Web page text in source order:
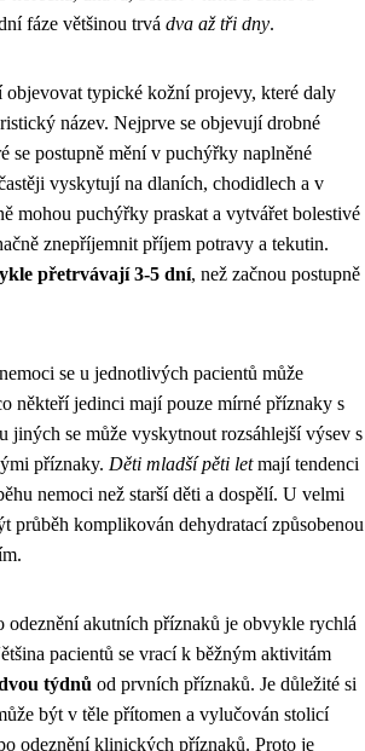
fáze většinou trvá dva až tři dny.
objevovat typické kožní projevy, které daly
název. Nejprve se objevují drobné
se postupně mění v puchýřky naplněné
vyskytují na dlaních, chodidlech a v
mohou puchýřky praskat a vytvářet bolestivé
znepříjemnit příjem potravy a tekutin.
přetrvávají 3-5 dní, než začnou postupně
se u jednotlivých pacientů může
někteří jedinci mají pouze mírné příznaky s
jiných se může vyskytnout rozsáhlejší výsev s
příznaky. Děti mladší pěti letmají tendenci
nemoci než starší děti a dospělí. U velmi
průběh komplikován dehydratací způsobenou
odeznění akutních příznaků je obvykle rychlá
pacientů se vrací k běžným aktivitám
týdnů od prvních příznaků. Je důležité si
být v těle přítomen a vylučován stolicí
odeznění klinických příznaků. Proto je